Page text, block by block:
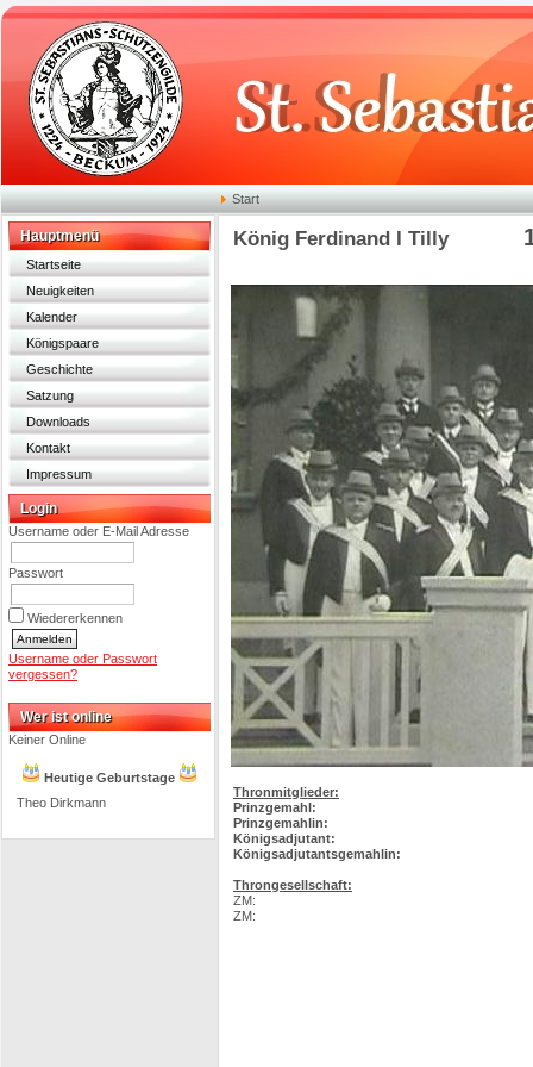
Start
Hauptmenü
Startseite
Neuigkeiten
Kalender
Königspaare
Geschichte
Satzung
Downloads
Kontakt
Impressum
Login
Username oder E-Mail Adresse
Passwort
Wiedererkennen
Username oder Passwort
vergessen?
Wer ist online
Keiner Online
Heutige Geburtstage
Theo Dirkmann
König Ferdinand I Tilly
Thronmitglieder:
Prinzgemahl:
Prinzgemahlin:
Königsadjutant:
Königsadjutantsgemahlin:
Throngesellschaft:
ZM:
ZM: